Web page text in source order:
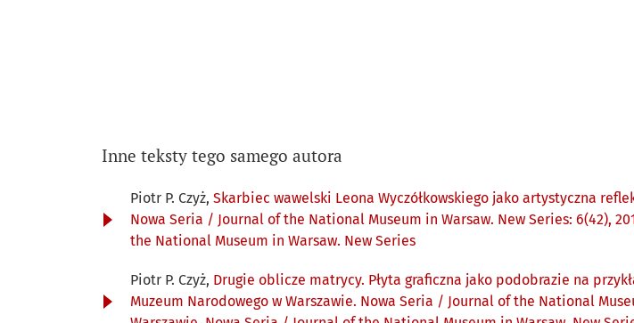
Inne teksty tego samego autora
Piotr P. Czyż, Skarbiec wawelski Leona Wyczółkowskiego jako artystyczna
Nowa Seria / Journal of the National Museum in Warsaw. New Series: 6(42),
the National Museum in Warsaw. New Series
Piotr P. Czyż, Drugie oblicze matrycy. Płyta graficzna jako podobrazie na
Muzeum Narodowego w Warszawie. Nowa Seria / Journal of the National